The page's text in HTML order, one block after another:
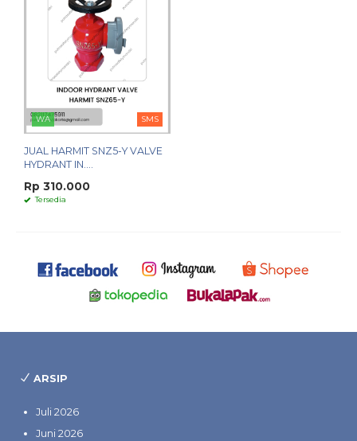
WA SMS
JUAL HARMIT SNZ5-Y VALVE
HYDRANT IN....
Rp 310.000
Tersedia
ARSIP
Juli 2026
Juni 2026